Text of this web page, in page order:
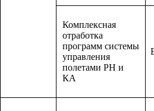
Комплексная
отработка
программ системы
управления
полетами РН и
КА